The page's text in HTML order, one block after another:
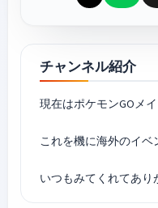
チャンネル紹介
現在はポケモンGOメ
これを機に海外のイベ